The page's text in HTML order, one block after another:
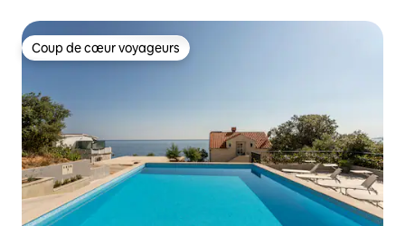
Coup de cœur voyageurs
Coup de cœur voyageurs